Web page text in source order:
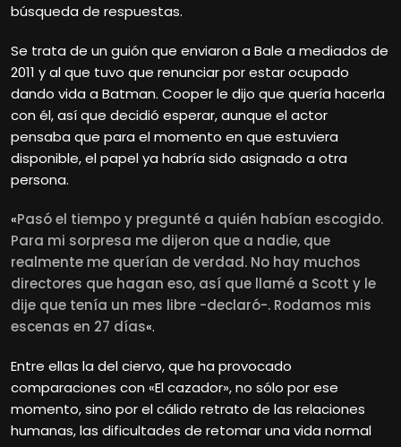
búsqueda de respuestas.
Se trata de un guión que enviaron a Bale a mediados de
2011 y al que tuvo que renunciar por estar ocupado
dando vida a Batman. Cooper le dijo que quería hacerla
con él, así que decidió esperar, aunque el actor
pensaba que para el momento en que estuviera
disponible, el papel ya habría sido asignado a otra
persona.
«Pasó el tiempo y pregunté a quién habían escogido.
Para mi sorpresa me dijeron que a nadie, que
realmente me querían de verdad. No hay muchos
directores que hagan eso, así que llamé a Scott y le
dije que tenía un mes libre -declaró-. Rodamos mis
escenas en 27 días«.
Entre ellas la del ciervo, que ha provocado
comparaciones con «El cazador», no sólo por ese
momento, sino por el cálido retrato de las relaciones
humanas, las dificultades de retomar una vida normal